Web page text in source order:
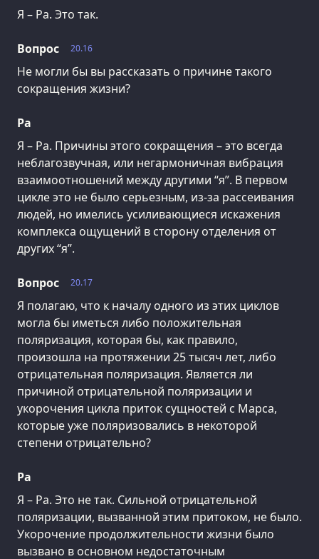
Я – Ра. Это так.
20.16
Вопрос
Не могли бы вы рассказать о причине такого
сокращения жизни?
Ра
Я – Ра. Причины этого сокращения – это всегда
неблагозвучная, или негармоничная вибрация
взаимоотношений между другими “я”. В первом
цикле это не было серьезным, из-за рассеивания
людей, но имелись усиливающиеся искажения
комплекса ощущений в сторону отделения от
других “я”.
20.17
Вопрос
Я полагаю, что к началу одного из этих циклов
могла бы иметься либо положительная
поляризация, которая бы, как правило,
произошла на протяжении 25 тысяч лет, либо
отрицательная поляризация. Является ли
причиной отрицательной поляризации и
укорочения цикла приток сущностей с Марса,
которые уже поляризовались в некоторой
степени отрицательно?
Ра
Я – Ра. Это не так. Сильной отрицательной
поляризации, вызванной этим притоком, не было.
Укорочение продолжительности жизни было
вызвано в основном недостаточным